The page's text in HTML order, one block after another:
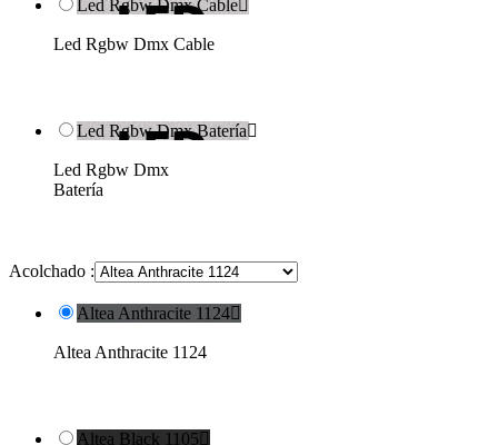
Led Rgbw Dmx Cable
Led Rgbw Dmx Cable
Led Rgbw Dmx Batería
Led Rgbw Dmx
Batería
Acolchado :
Altea Anthracite 1124
Altea Anthracite 1124
Altea Black 1105